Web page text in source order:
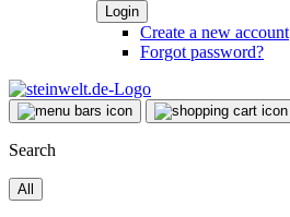
Create a new account
Forgot password?
Search
All